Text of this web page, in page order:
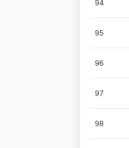
94
95
96
97
98